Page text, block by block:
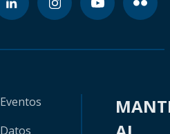
Eventos
Datos